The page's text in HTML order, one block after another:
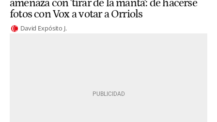
amenaza con 'tirar de la manta': de hacerse
fotos con Vox a votar a Orriols
David Expósito J.